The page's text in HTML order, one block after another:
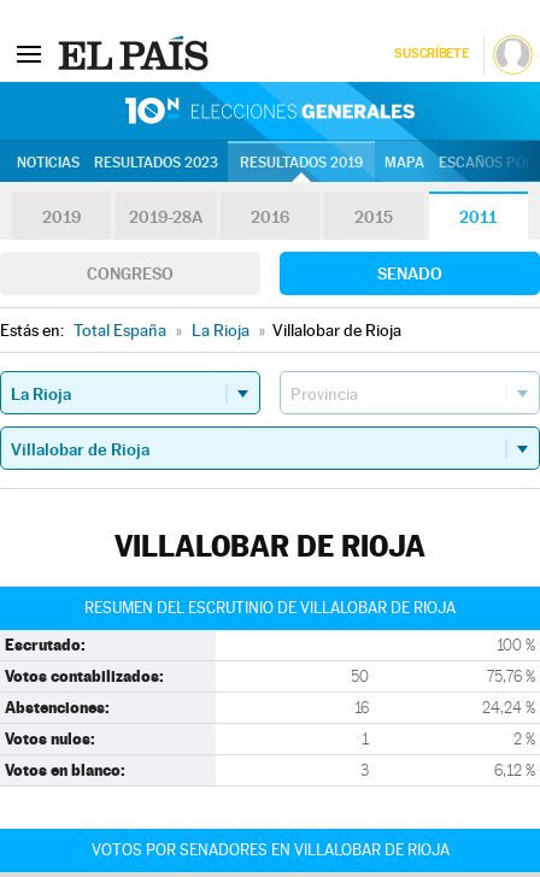
SUSCRÍBETE
NOTICIAS RESULTADOS 2023 RESULTADOS 2019 MAPA ESCAÑOS
2019 2019-28A 2016 2015 2011
CONGRESO SENADO
Estás en: Total España » La Rioja » Villalobar de Rioja
VILLALOBAR DE RIOJA
RESUMEN DEL ESCRUTINIO DE VILLALOBAR DE RIOJA
Escrutado: 100 %
Votos contabilizados: 50 75,76 %
Abstenciones: 16 24,24 %
Votos nulos: 1 2 %
Votos en blanco: 3 6,12 %
VOTOS POR SENADORES EN VILLALOBAR DE RIOJA